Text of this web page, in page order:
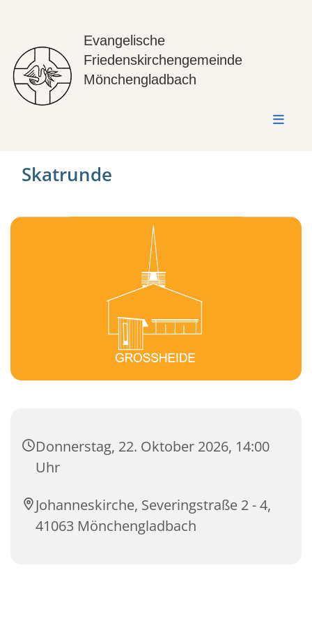
Evangelische
Friedenskirchengemeinde
Mönchengladbach
Skatrunde
Donnerstag, 22. Oktober 2026, 14:00
Uhr
Johanneskirche, Severingstraße 2 - 4,
41063 Mönchengladbach